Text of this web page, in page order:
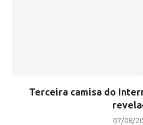
Terceira camisa do
07/08/